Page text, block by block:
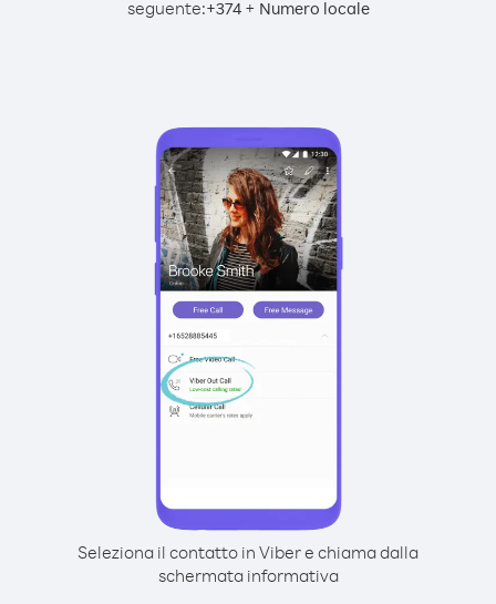
seguente:+374+ Numero locale
Seleziona il contatto in Viber e chiama dalla
schermata informativa